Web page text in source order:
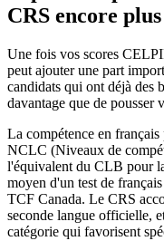
CRS encore
Une fois vos scores
peut ajouter une part
candidats qui ont déjà des
davantage que de
La compétence en
NCLC (Niveaux de
l'équivalent du CLB pour
moyen d'un test de
TCF Canada. Le CRS
seconde langue officielle,
catégorie qui favorisent